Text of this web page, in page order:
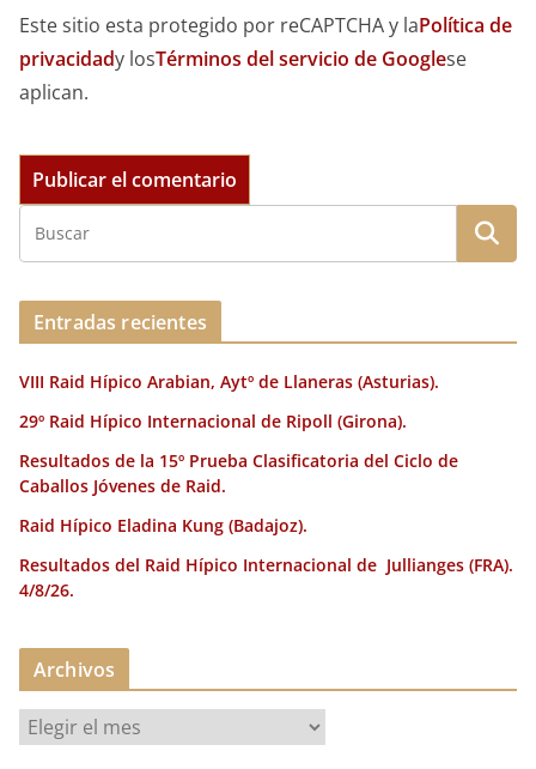
Este sitio esta protegido por reCAPTCHA y laPolítica de
privacidady losTérminos del servicio de Googlese
aplican.
Entradas recientes
VIII Raid Hípico Arabian, Aytº de Llaneras (Asturias).
29º Raid Hípico Internacional de Ripoll (Girona).
Resultados de la 15º Prueba Clasificatoria del Ciclo de
Caballos Jóvenes de Raid.
Raid Hípico Eladina Kung (Badajoz).
Resultados del Raid Hípico Internacional de Jullianges (FRA).
4/8/26.
Archivos
r